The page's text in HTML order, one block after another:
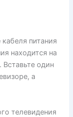
питания
находится на
Вставьте один
а
телевидения